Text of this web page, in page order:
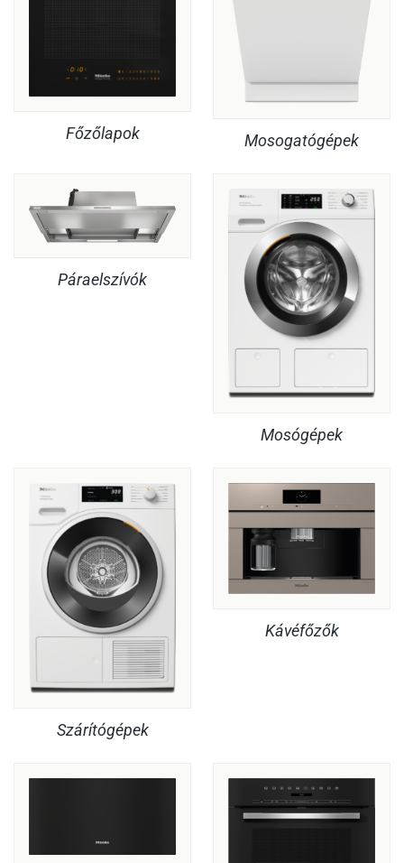
Főzőlapok Mosogatógépek
Páraelszívók
Mosógépek
Szárítógépek
Kávéfőzők